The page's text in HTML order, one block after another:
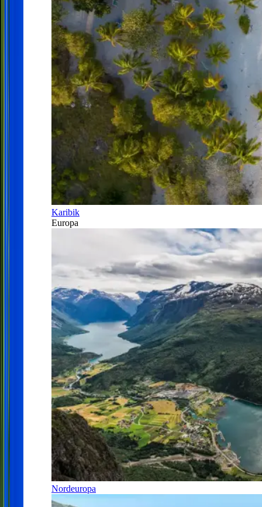
Karibik
Europa
Nordeuropa